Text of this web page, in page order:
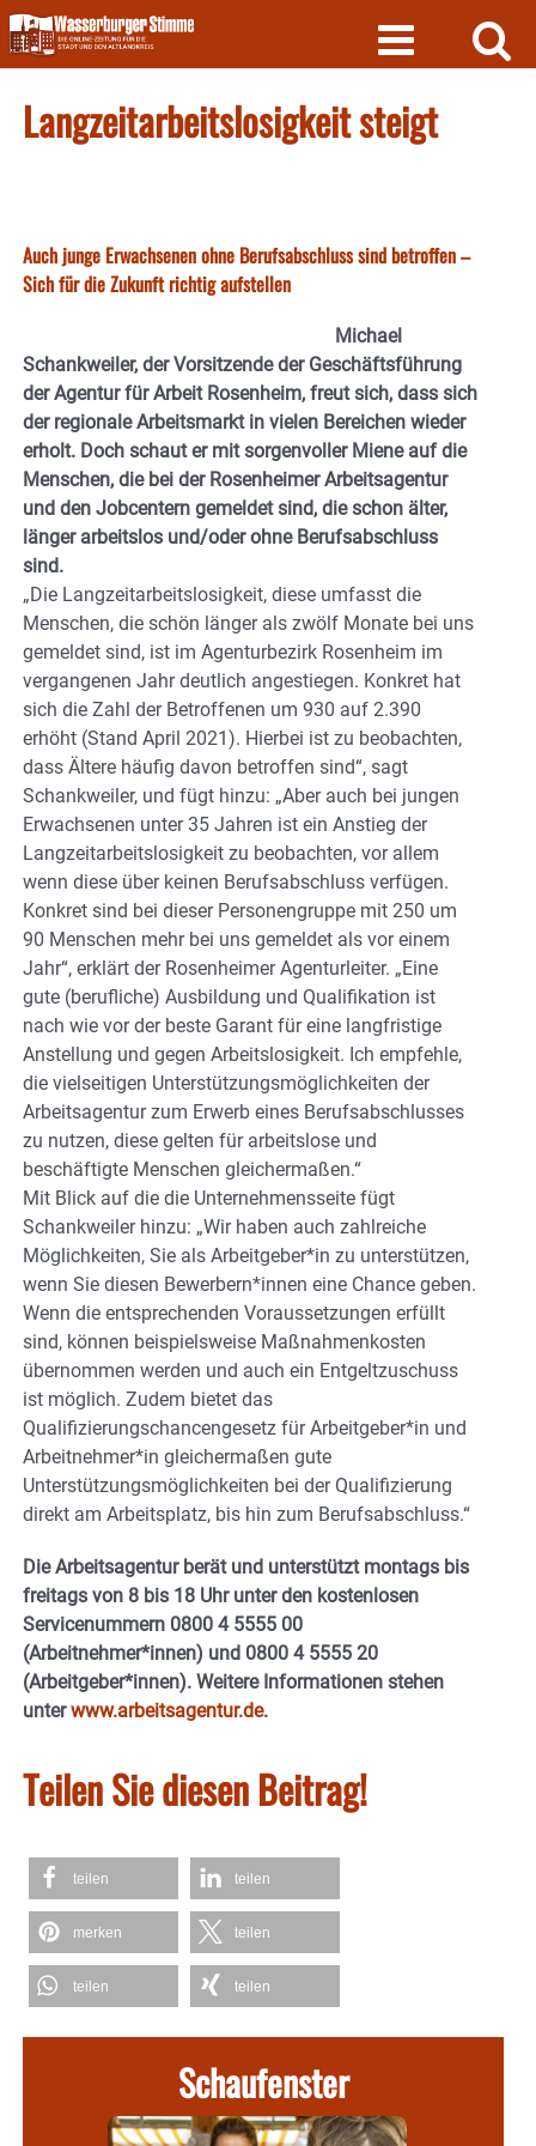
Skip
to
content
Langzeitarbeitslosigkeit steigt
Auch junge Erwachsenen ohne Berufsabschluss sind betroffen –
Sich für die Zukunft richtig aufstellen
Michael
Schankweiler, der Vorsitzende der Geschäftsführung
der Agentur für Arbeit Rosenheim, freut sich, dass sich
der regionale Arbeitsmarkt in vielen Bereichen wieder
erholt. Doch schaut er mit sorgenvoller Miene auf die
Menschen, die bei der Rosenheimer Arbeitsagentur
und den Jobcentern gemeldet sind, die schon älter,
länger arbeitslos und/oder ohne Berufsabschluss
sind.
„Die Langzeitarbeitslosigkeit, diese umfasst die
Menschen, die schön länger als zwölf Monate bei uns
gemeldet sind, ist im Agenturbezirk Rosenheim im
vergangenen Jahr deutlich angestiegen. Konkret hat
sich die Zahl der Betroffenen um 930 auf 2.390
erhöht (Stand April 2021). Hierbei ist zu beobachten,
dass Ältere häufig davon betroffen sind“, sagt
Schankweiler, und fügt hinzu: „Aber auch bei jungen
Erwachsenen unter 35 Jahren ist ein Anstieg der
Langzeitarbeitslosigkeit zu beobachten, vor allem
wenn diese über keinen Berufsabschluss verfügen.
Konkret sind bei dieser Personengruppe mit 250 um
90 Menschen mehr bei uns gemeldet als vor einem
Jahr“, erklärt der Rosenheimer Agenturleiter. „Eine
gute (berufliche) Ausbildung und Qualifikation ist
nach wie vor der beste Garant für eine langfristige
Anstellung und gegen Arbeitslosigkeit. Ich empfehle,
die vielseitigen Unterstützungsmöglichkeiten der
Arbeitsagentur zum Erwerb eines Berufsabschlusses
zu nutzen, diese gelten für arbeitslose und
beschäftigte Menschen gleichermaßen.“
Mit Blick auf die die Unternehmensseite fügt
Schankweiler hinzu: „Wir haben auch zahlreiche
Möglichkeiten, Sie als Arbeitgeber*in zu unterstützen,
wenn Sie diesen Bewerbern*innen eine Chance geben.
Wenn die entsprechenden Voraussetzungen erfüllt
sind, können beispielsweise Maßnahmenkosten
übernommen werden und auch ein Entgeltzuschuss
ist möglich. Zudem bietet das
Qualifizierungschancengesetz für Arbeitgeber*in und
Arbeitnehmer*in gleichermaßen gute
Unterstützungsmöglichkeiten bei der Qualifizierung
direkt am Arbeitsplatz, bis hin zum Berufsabschluss.“
Die Arbeitsagentur berät und unterstützt montags bis
freitags von 8 bis 18 Uhr unter den kostenlosen
Servicenummern 0800 4 5555 00
(Arbeitnehmer*innen) und 0800 4 5555 20
(Arbeitgeber*innen). Weitere Informationen stehen
unterwww.arbeitsagentur.de.
Teilen Sie diesen Beitrag!
teilen teilen
merken teilen
teilen teilen
Schaufenster